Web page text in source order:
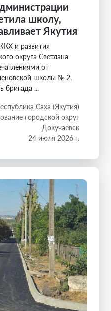
школу,
Якутия
и развития
округа Светлана
от
школы № 2,
бригада ...
Саха (Якутия)
городской округ
Докучаевск
24 июля 2026 г.